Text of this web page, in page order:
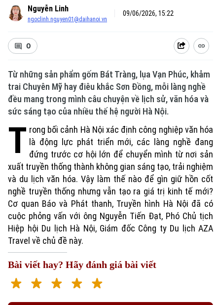
Nguyễn Linh
ngoclinh.nguyen01@daihanoi.vn
09/06/2026, 15:22
0
Từ những sản phẩm gốm Bát Tràng, lụa Vạn Phúc, khảm
trai Chuyên Mỹ hay điêu khắc Sơn Đồng, mỗi làng nghề
đều mang trong mình câu chuyện về lịch sử, văn hóa và
sức sáng tạo của nhiều thế hệ người Hà Nội.
T rong bối cảnh Hà Nội xác định công nghiệp văn hóa
là động lực phát triển mới, các làng nghề đang
đứng trước cơ hội lớn để chuyển mình từ nơi sản
xuất truyền thống thành không gian sáng tạo, trải nghiệm
và du lịch văn hóa. Vậy làm thế nào để gìn giữ hồn cốt
nghề truyền thống nhưng vẫn tạo ra giá trị kinh tế mới?
Cơ quan Báo và Phát thanh, Truyền hình Hà Nội đã có
cuộc phỏng vấn với ông Nguyễn Tiến Đạt, Phó Chủ tịch
Hiệp hội Du lịch Hà Nội, Giám đốc Công ty Du lịch AZA
Travel về chủ đề này.
Bài viết hay? Hãy đánh giá bài viết